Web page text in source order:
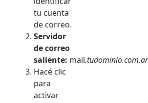
tu cuenta
de correo.
Servidor
de correo
saliente: mail.tudominio.com.ar
Hacé clic
para
activar